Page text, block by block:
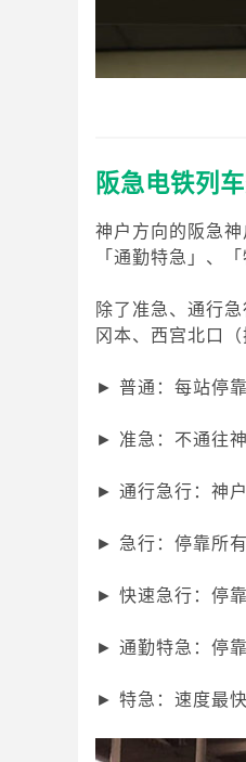
阪急电铁列
神户方向的阪急
「通勤特急」、
除了准急、通行
冈本、西宫北口
► 普通：每站停
► 准急：不通往
► 通行急行：神
► 急行：停靠所
► 快速急行：停
► 通勤特急：停
► 特急：速度最